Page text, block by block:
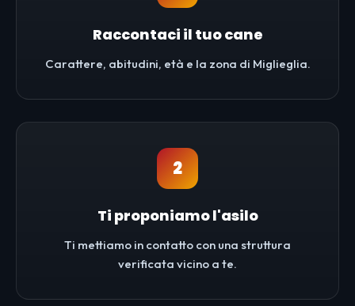
Raccontaci il tuo cane
Carattere, abitudini, età e la zona di Miglieglia.
2
Ti proponiamo l'asilo
Ti mettiamo in contatto con una struttura
verificata vicino a te.